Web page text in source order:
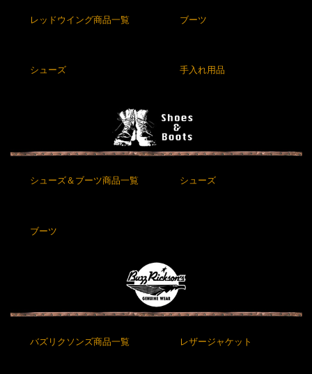
レッドウイング商品一覧 ブーツ
シューズ 手入れ用品
シューズ＆ブーツ商品一覧 シューズ
ブーツ
バズリクソンズ商品一覧 レザージャケット